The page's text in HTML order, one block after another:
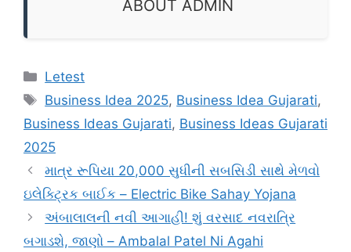
ABOUT ADMIN
Categories
Letest
Tags
Business Idea 2025, Business Idea Gujarati,
Business Ideas Gujarati, Business Ideas Gujarati
2025
માત્ર રૂપિયા 20,000 સુધીની સબસિડી સાથે મેળવો
ઇલેક્ટ્રિક બાઈક – Electric Bike Sahay Yojana
અંબાલાલની નવી આગાહી! શું વરસાદ નવરાત્રિ
બગાડશે, જાણો – Ambalal Patel Ni Agahi